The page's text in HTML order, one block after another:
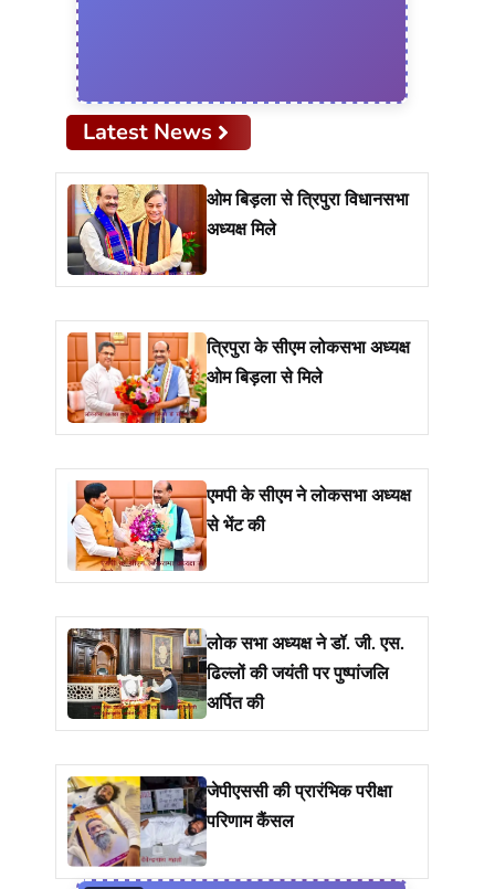
Latest News
ओम बिड़ला से त्रिपुरा विधानसभा
अध्यक्ष मिले
त्रिपुरा के सीएम लोकसभा अध्यक्ष
ओम बिड़ला से मिले
एमपी के सीएम ने लोकसभा अध्यक्ष
से भेंट की
लोक सभा अध्यक्ष ने डॉ. जी. एस.
ढिल्लों की जयंती पर पुष्पांजलि
अर्पित की
जेपीएससी की प्रारंभिक परीक्षा
परिणाम कैंसल